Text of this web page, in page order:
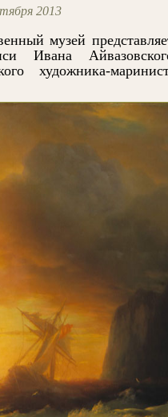
2013
музей
Ивана
художника-